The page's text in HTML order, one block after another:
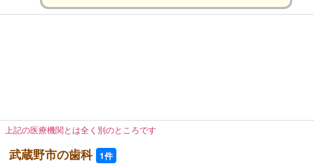
上記の医療機関とは全く別のところです
武蔵野市の歯科 1件